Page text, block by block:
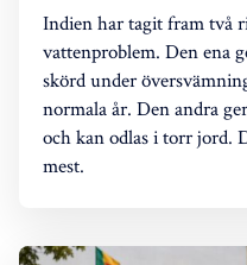
Indien har tagit fram två
vattenproblem. Den ena
skörd under
normala år. Den andra
och kan odlas i torr jord.
mest.